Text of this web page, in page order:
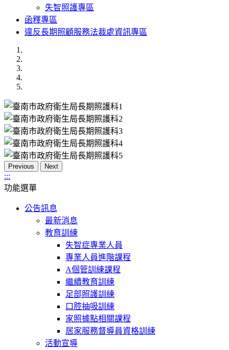
失智照護專區
函釋專區
違反長期照顧服務法裁處資訊專區
Previous Next
:::
功能選單
公告訊息
最新消息
教育訓練
失智症專業人員
專業人員進階課程
A個管訓練課程
繼續教育訓練
足部照護訓練
口腔抽吸訓練
家照據點相關課程
居家服務督導員資格訓練
活動宣導